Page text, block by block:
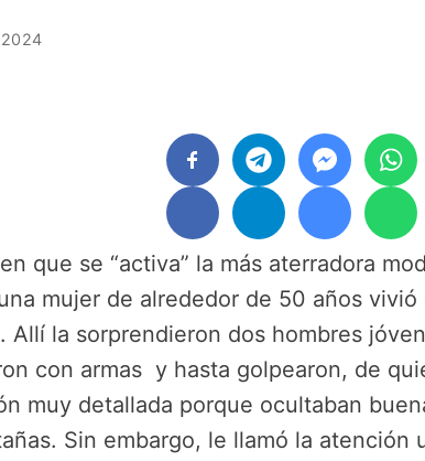
2024
que se “activa” la más aterradora
mujer de alrededor de 50 años
Allí la sorprendieron dos hombres
con armas y hasta golpearon, de
muy detallada porque ocultaban
Sin embargo, le llamó la atención